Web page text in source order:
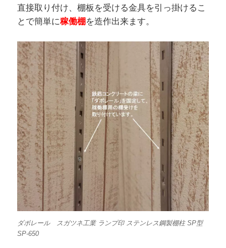
直接取り付け、棚板を受ける金具を引っ掛けるこ
とで簡単に稼働棚 を造作出来ます。
ダボレール スガツネ工業 ランプ印 ステンレス鋼製棚柱 SP型
SP-650